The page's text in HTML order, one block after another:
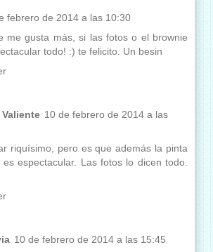
febrero de 2014 a las 10:30
me gusta más, si las fotos o el brownie
todo! :) te felicito. Un besin
10 de febrero de 2014 a las
riquísimo, pero es que además la pinta
espectacular. Las fotos lo dicen todo.
10 de febrero de 2014 a las 15:45